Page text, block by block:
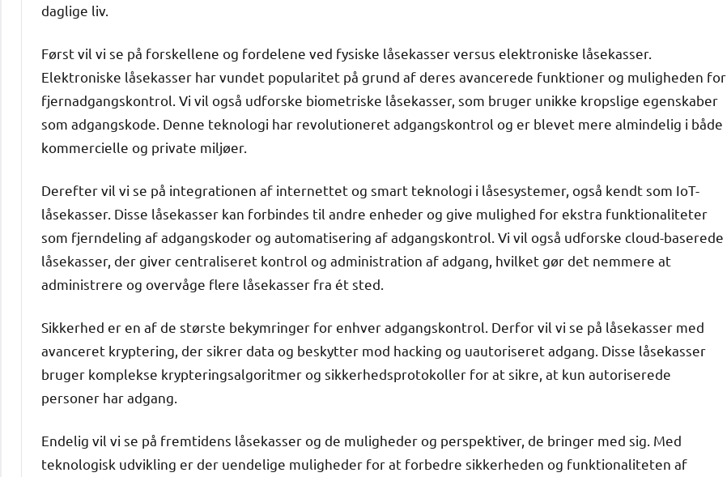
daglige liv.
Først vil vi se på forskellene og fordelene ved fysiske låsekasser versus elektroniske låsekasser.
Elektroniske låsekasser har vundet popularitet på grund af deres avancerede funktioner og muligheden for
fjernadgangskontrol. Vi vil også udforske biometriske låsekasser, som bruger unikke kropslige egenskaber
som adgangskode. Denne teknologi har revolutioneret adgangskontrol og er blevet mere almindelig i både
kommercielle og private miljøer.
Derefter vil vi se på integrationen af internettet og smart teknologi i låsesystemer, også kendt som IoT-
låsekasser. Disse låsekasser kan forbindes til andre enheder og give mulighed for ekstra funktionaliteter
som fjerndeling af adgangskoder og automatisering af adgangskontrol. Vi vil også udforske cloud-baserede
låsekasser, der giver centraliseret kontrol og administration af adgang, hvilket gør det nemmere at
administrere og overvåge flere låsekasser fra ét sted.
Sikkerhed er en af de største bekymringer for enhver adgangskontrol. Derfor vil vi se på låsekasser med
avanceret kryptering, der sikrer data og beskytter mod hacking og uautoriseret adgang. Disse låsekasser
bruger komplekse krypteringsalgoritmer og sikkerhedsprotokoller for at sikre, at kun autoriserede
personer har adgang.
Endelig vil vi se på fremtidens låsekasser og de muligheder og perspektiver, de bringer med sig. Med
teknologisk udvikling er der uendelige muligheder for at forbedre sikkerheden og funktionaliteten af